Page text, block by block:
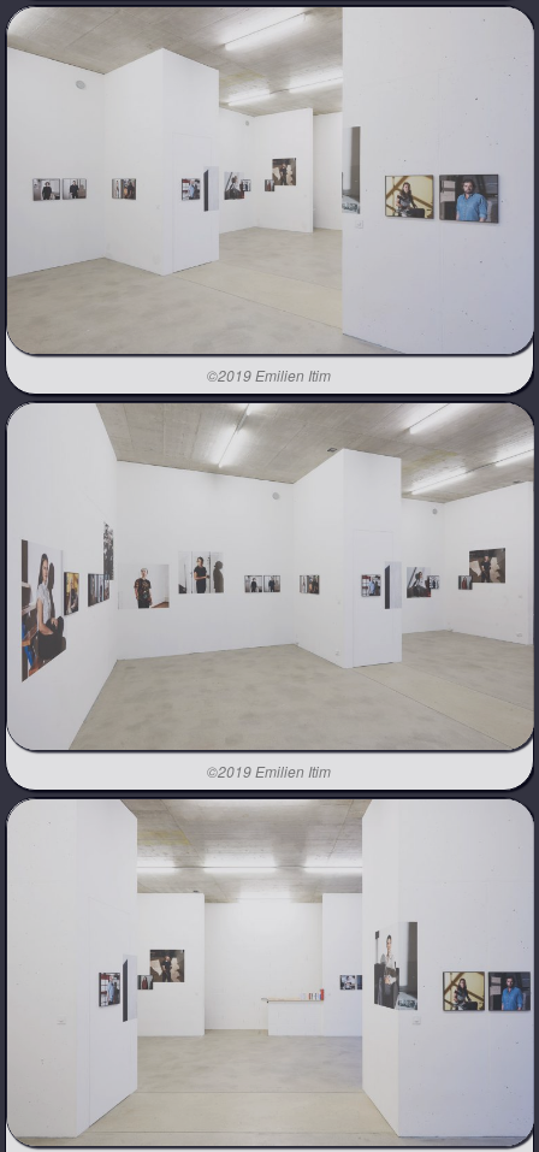
©2019 Emilien Itim
©2019 Emilien Itim